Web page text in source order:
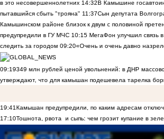
в это несовершеннолетних 14:32В Камышине
пытавшийся сбыть "трояна" 11:37Сын депутата
Камышинском районе близок к двум с половиной
предупредили в ГУ МЧС 10:15 МегаФон улучшил связь
следить за городом 09:20«Очень и очень давно
09:19349 млн рублей ценой увольнений: в ДНР
утверждают, что для камышан подешевела тарелка
19:41Камышан предупредили, по каким адресам
17:10Тошнота, рвота и сыпь: чем грозит купание в